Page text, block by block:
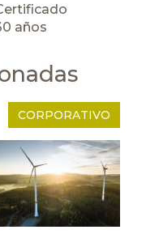
años
CORPORATIVO